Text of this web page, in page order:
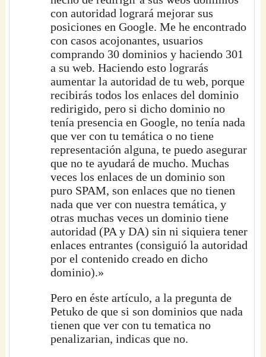
con autoridad logrará mejorar sus
posiciones en Google. Me he encontrado
con casos acojonantes, usuarios
comprando 30 dominios y haciendo 301
a su web. Haciendo esto lograrás
aumentar la autoridad de tu web, porque
recibirás todos los enlaces del dominio
redirigido, pero si dicho dominio no
tenía presencia en Google, no tenía nada
que ver con tu temática o no tiene
representación alguna, te puedo asegurar
que no te ayudará de mucho. Muchas
veces los enlaces de un dominio son
puro SPAM, son enlaces que no tienen
nada que ver con nuestra temática, y
otras muchas veces un dominio tiene
autoridad (PA y DA) sin ni siquiera tener
enlaces entrantes (consiguió la autoridad
por el contenido creado en dicho
dominio).»
Pero en éste artículo, a la pregunta de
Petuko de que si son dominios que nada
tienen que ver con tu tematica no
penalizarian, indicas que no.